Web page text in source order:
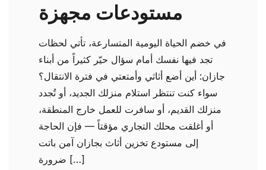
مستودعات مجهزة
في خضم الحياة اليومية المتسارعة، تأتي لحظات
تجد فيها نفسك أمام سؤال حيّر كثيراً من أبناء
جازان: أين أضع أثاثي وأمتعتي في فترة الانتقال؟
سواء كنت تنتظر استلام منزلك الجديد، أو تُجدد
منزلك القديم، أو سافرت للعمل خارج المنطقة،
أو أغلقت محلك التجاري مؤقتاً — فإن الحاجة
إلى مستودع تخزين أثاث بجازان آمن باتت
ضرورة […]